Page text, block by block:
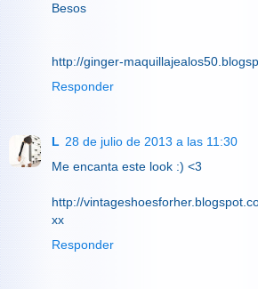
Besos
http://ginger-
Responder
L 28 de julio de 2013 a las 11:30
Me encanta este look :) <3
http://
xx
Responder